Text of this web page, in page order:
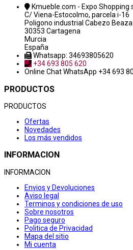
Kmueble.com - Expo Shopping
C/ Viena-Estocolmo, parcela i-16
Poligono industrial Cabezo Beaza
30353 Cartagena
Murcia
España
Whatsapp: 34693805620
+34 693 805 620
Online ChatWhatsApp +34 693
PRODUCTOS
PRODUCTOS
Ofertas
Novedades
Los más vendidos
INFORMACION
INFORMACION
Envios y Devoluciones
Aviso legal
Terminos y condiciones de uso
Sobre nosotros
Pago seguro
Politica de Privacidad
Mapa del sitio
Mi cuenta